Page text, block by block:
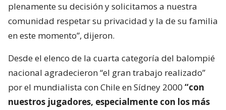
plenamente su decisión y solicitamos a nuestra
comunidad respetar su privacidad y la de su familia
en este momento”, dijeron.
Desde el elenco de la cuarta categoría del balompié
nacional agradecieron “el gran trabajo realizado”
por el mundialista con Chile en Sídney 2000 “con
nuestros jugadores, especialmente con los más